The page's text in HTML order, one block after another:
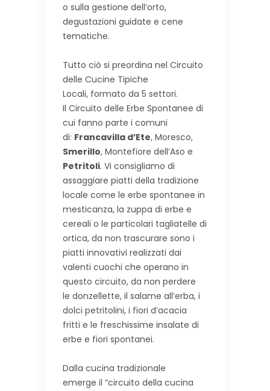
o sulla gestione dell’orto,
degustazioni guidate e cene
tematiche.
Tutto ciò si preordina nel Circuito
delle Cucine Tipiche
Locali, formato da 5 settori.
Il Circuito delle Erbe Spontanee di
cui fanno parte i comuni
di: Francavilla d’Ete, Moresco,
Smerillo, Montefiore dell’Aso e
Petritoli. Vi consigliamo di
assaggiare piatti della tradizione
locale come le erbe spontanee in
mesticanza, la zuppa di erbe e
cereali o le particolari tagliatelle di
ortica, da non trascurare sono i
piatti innovativi realizzati dai
valenti cuochi che operano in
questo circuito, da non perdere
le donzellette, il salame all’erba, i
dolci petritolini, i fiori d’acacia
fritti e le freschissime insalate di
erbe e fiori spontanei.
Dalla cucina tradizionale
emerge il “circuito della cucina